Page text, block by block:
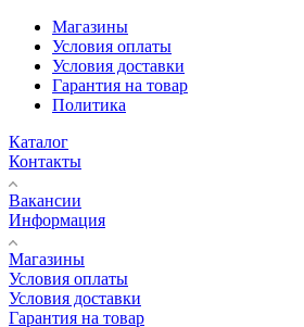
Магазины
Условия оплаты
Условия доставки
Гарантия на товар
Политика
Каталог
Контакты
Вакансии
Информация
Магазины
Условия оплаты
Условия доставки
Гарантия на товар